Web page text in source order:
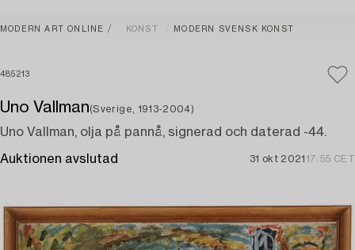
MODERN ART ONLINE KONST MODERN SVENSK KONST
485213
Uno Vallman(Sverige, 1913-2004)
Uno Vallman, olja på pannå, signerad och daterad -44.
Auktionen avslutad 31 okt 2021 17:55 CET